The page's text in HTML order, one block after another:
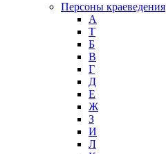
Персоны краеведения
А
T
Б
В
Г
Д
Е
Ж
З
И
Л